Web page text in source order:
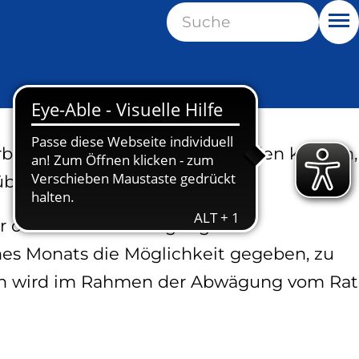
Suche
Grundstücke genutzt werden können,
Fläche sein darf.
öffentlichen Auslegung des
Monats die Möglichkeit gegeben, zu
wird im Rahmen der Abwägung vom Rat